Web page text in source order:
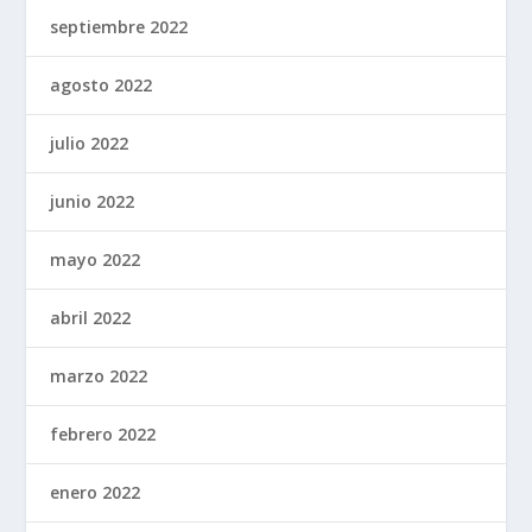
septiembre 2022
agosto 2022
julio 2022
junio 2022
mayo 2022
abril 2022
marzo 2022
febrero 2022
enero 2022